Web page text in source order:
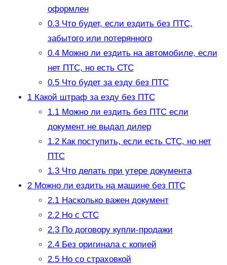
оформлен
0.3Что будет, если ездить без ПТС,
забытого или потерянного
0.4Можно ли ездить на автомобиле, если
нет ПТС, но есть СТС
0.5Что будет за езду без ПТС
1Какой штраф за езду без ПТС
1.1Можно ли ездить без ПТС если
документ не выдал дилер
1.2Как поступить, если есть СТС, но нет
ПТС
1.3Что делать при утере документа
2Можно ли ездить на машине без ПТС
2.1Насколько важен документ
2.2Но с СТС
2.3По договору купли-продажи
2.4Без оригинала с копией
2.5Но со страховкой